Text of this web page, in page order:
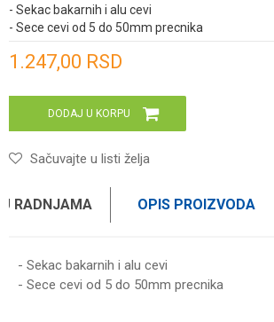
- Sekac bakarnih i alu cevi
- Sece cevi od 5 do 50mm precnika
1.247,00 RSD
DODAJ U KORPU
Sačuvajte u listi želja
RADNJAMA OPIS PROIZVODA
- Sekac bakarnih i alu cevi
- Sece cevi od 5 do 50mm precnika